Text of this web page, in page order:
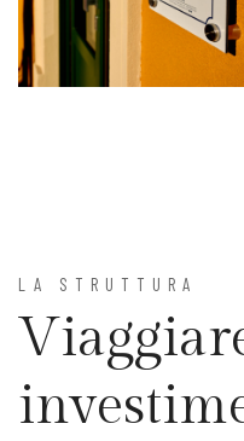
LA STRUTTURA